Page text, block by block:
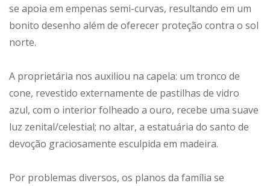
se apoia em empenas semi-curvas, resultando em um
bonito desenho além de oferecer proteção contra o sol
norte.
A proprietária nos auxiliou na capela: um tronco de
cone, revestido externamente de pastilhas de vidro
azul, com o interior folheado a ouro, recebe uma suave
luz zenital/celestial; no altar, a estatuária do santo de
devoção graciosamente esculpida em madeira.
Por problemas diversos, os planos da família se